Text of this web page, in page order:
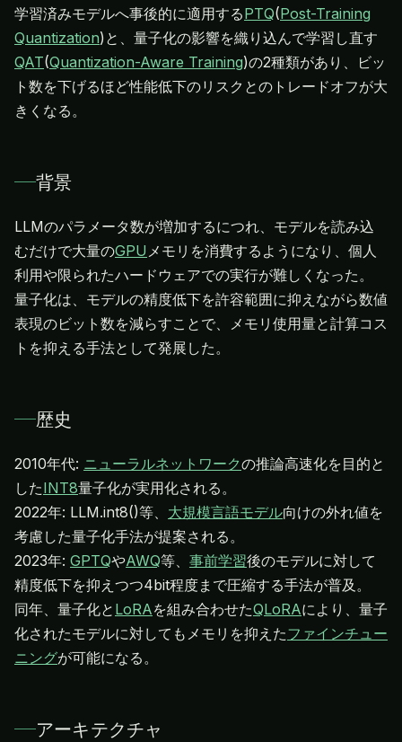
学習済みモデルへ事後的に適用するPTQ(Post-Training
Quantization)と、量子化の影響を織り込んで学習し直す
QAT(Quantization-Aware Training)の2種類があり、ビッ
ト数を下げるほど性能低下のリスクとのトレードオフが大
きくなる。
背景
LLMのパラメータ数が増加するにつれ、モデルを読み込
むだけで大量のGPU メモリを消費するようになり、個人
利用や限られたハードウェアでの実行が難しくなった。
量子化は、モデルの精度低下を許容範囲に抑えながら数値
表現のビット数を減らすことで、メモリ使用量と計算コス
トを抑える手法として発展した。
歴史
2010年代: ニューラルネットワークの推論高速化を目的と
したINT8量子化が実用化される。
2022年: LLM.int8()等、 大規模言語モデル向けの外れ値を
考慮した量子化手法が提案される。
2023年: GPTQやAWQ等、 事前学習後のモデルに対して
精度低下を抑えつつ4bit程度まで圧縮する手法が普及。
同年、量子化と LoRAを組み合わせたQLoRAにより、量子
化されたモデルに対してもメモリを抑えたファインチュー
ニングが可能になる。
アーキテクチャ